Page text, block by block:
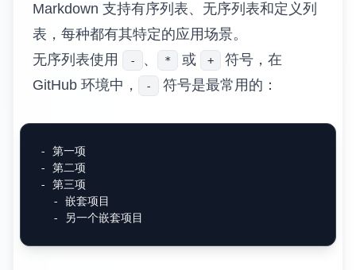
Markdown 支持有序列表、无序列表和定义列
表，每种都有其特定的应用场景。
无序列表使用
- 、 * 或 +
符号，在
GitHub 环境中，
- 符号是最常用的：
-
-
-
  -
  -